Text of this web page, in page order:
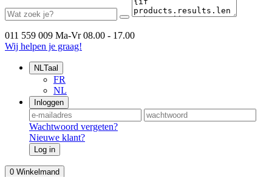
011 559 009 Ma-Vr 08.00 - 17.00
Wij helpen je graag!
NLTaal
FR
NL
Inloggen
Wachtwoord vergeten?
Nieuwe klant?
Log in
0 Winkelmand